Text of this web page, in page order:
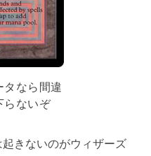
タなら間違
らないぞ
きないのがウィザーズ